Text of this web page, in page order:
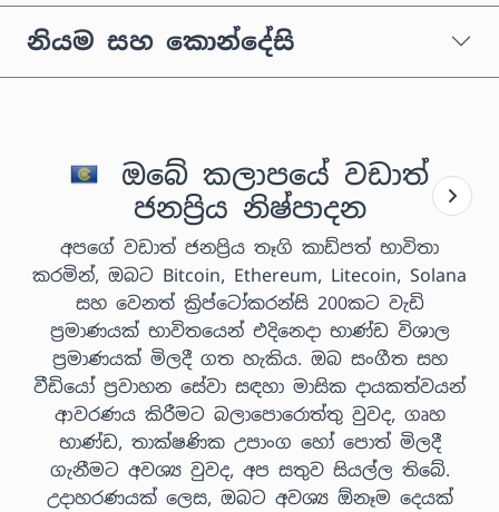
නියම සහ කොන්දේසි
ඔබේ කලාපයේ වඩාත්
ජනප්‍රිය නිෂ්පාදන
අපගේ වඩාත් ජනප්‍රිය තෑගි කාඩ්පත් භාවිතා
කරමින්, ඔබට Bitcoin, Ethereum, Litecoin, Solana
සහ වෙනත් ක්‍රිප්ටෝකරන්සි 200කට වැඩි
ප්‍රමාණයක් භාවිතයෙන් එදිනෙදා භාණ්ඩ විශාල
ප්‍රමාණයක් මිලදී ගත හැකිය. ඔබ සංගීත සහ
වීඩියෝ ප්‍රවාහන සේවා සඳහා මාසික දායකත්වයන්
ආවරණය කිරීමට බලාපොරොත්තු වුවද, ගෘහ
භාණ්ඩ, තාක්ෂණික උපාංග හෝ පොත් මිලදී
ගැනීමට අවශ්‍ය වුවද, අප සතුව සියල්ල තිබේ.
උදාහරණයක් ලෙස, ඔබට අවශ්‍ය ඕනෑම දෙයක්